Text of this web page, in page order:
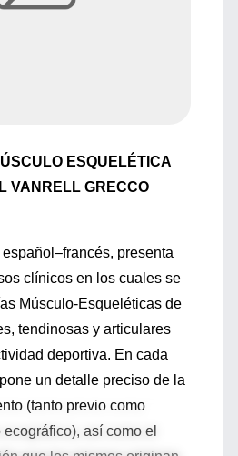
ESQUELÉTICA
VANRELL GRECCO
presenta
clínicos en los cuales se
Músculo-Esqueléticas de
tendinosas y articulares
deportiva. En cada
un detalle preciso de la
(tanto previo como
así como el